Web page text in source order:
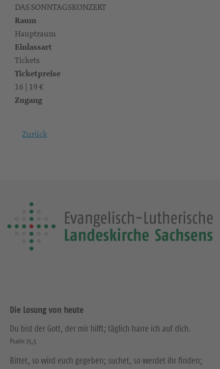
DAS SONNTAGSKONZERT
Raum
Hauptraum
Einlassart
Tickets
Ticketpreise
16 | 19 €
Zugang
Zurück
Die Losung von heute
Du bist der Gott, der mir hilft; täglich harre ich auf dich.
Psalm 25,5
Bittet, so wird euch gegeben; suchet, so werdet ihr finden;